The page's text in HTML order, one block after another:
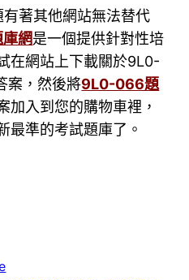
著其他網站無法替代
網是一個提供針對性培
在網站上下載關於9L0-
案，然後將9L0-066題
加入到您的購物車裡，
最準的考試題庫了。